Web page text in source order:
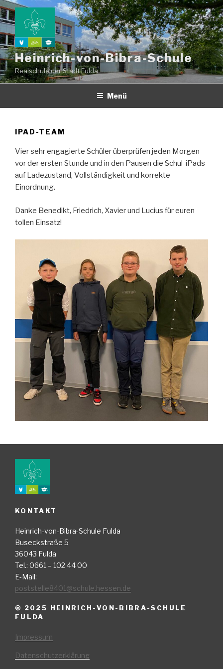
Zum
Inhalt
springen
Heinrich-von-Bibra-Schule
Realschule der Stadt Fulda
Menü
IPAD-TEAM
Vier sehr engagierte Schüler überprüfen jeden Morgen
vor der ersten Stunde und in den Pausen die Schul-iPads
auf Ladezustand, Vollständigkeit und korrekte
Einordnung.
Danke Benedikt, Friedrich, Xavier und Lucius für euren
tollen Einsatz!
KONTAKT
Heinrich-von-Bibra-Schule Fulda
Buseckstraße 5
36043 Fulda
Tel.: 0661 – 102 44 00
E-Mail:
poststelle8401@schule.hessen.de
© 2025 HEINRICH-VON-BIBRA-SCHULE
FULDA
Impressum
Datenschutzerklärung